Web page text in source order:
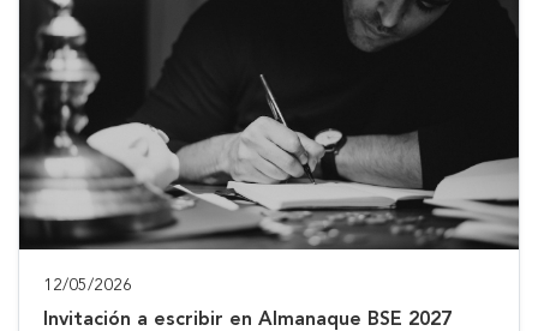
12/05/2026
Invitación a escribir en Almanaque BSE 2027